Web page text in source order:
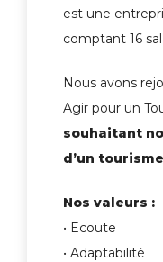
est une
comptant 16
Nous avons
Agir pour un
souhaitant
d’un
Nos valeurs :
• Ecoute
• Adaptabilité